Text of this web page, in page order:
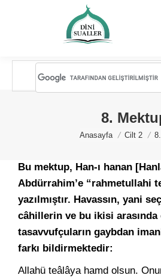
8.
You are here:
Anasayfa Cilt 2
Bu mektup, Han-ı hanan
Abdürrahim’e “rahmetullahi
yazılmıştır. Havassın, yani
câhillerin ve bu ikisi arasında
tasavvufçuların gaybdan
farkı bildirmektedir:
Allahü teâlâya hamd olsun.